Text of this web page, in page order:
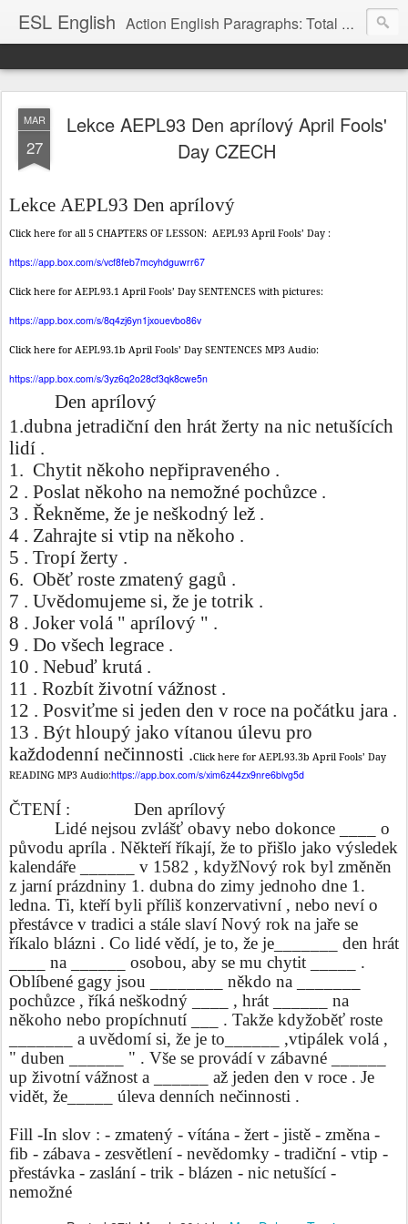
ESL English Action English Paragraphs: Total Physical Response (TPR) Paragraphs for the High School and Adult Language Student
MAR
27
Lekce AEPL93 Den aprílový April Fools'
Day CZECH
Lekce AEPL93 Den aprílový
Click here for all 5 CHAPTERS OF LESSON: AEPL93 April Fools’ Day :
https://app.box.com/s/vcf8feb7mcyhdguwrr67
Click here for AEPL93.1 April Fools’ Day SENTENCES with pictures:
https://app.box.com/s/8q4zj6yn1jxouevbo86v
Click here for AEPL93.1b April Fools’ Day SENTENCES MP3 Audio:
https://app.box.com/s/3yz6q2o28cf3qk8cwe5n
Den aprílový
1.dubna jetradiční den hrát žerty na nic netušících
lidí .
1. Chytit někoho nepřipraveného .
2 . Poslat někoho na nemožné pochůzce .
3 . Řekněme, že je neškodný lež .
4 . Zahrajte si vtip na někoho .
5 . Tropí žerty .
6. Oběť roste zmatený gagů .
7 . Uvědomujeme si, že je totrik .
8 . Joker volá " aprílový " .
9 . Do všech legrace .
10 . Nebuď krutá .
11 . Rozbít životní vážnost .
12 . Posviťme si jeden den v roce na počátku jara .
13 . Být hloupý jako vítanou úlevu pro
každodenní nečinnosti .Click here for AEPL93.3b April Fools’ Day
READING MP3 Audio:https://app.box.com/s/xim6z44zx9nre6blvg5d
ČTENÍ :
Den aprílový
Lidé nejsou zvlášť obavy nebo dokonce ____ o
původu apríla . Někteří říkají, že to přišlo jako výsledek
kalendáře ______ v 1582 , kdyžNový rok byl změněn
z jarní prázdniny 1. dubna do zimy jednoho dne 1.
ledna. Ti, kteří byli příliš konzervativní , nebo neví o
přestávce v tradici a stále slaví Nový rok na jaře se
říkalo blázni . Co lidé vědí, je to, že je_______ den hrát
____ na ______ osobou, aby se mu chytit _____ .
Oblíbené gagy jsou ________ někdo na _______
pochůzce , říká neškodný ____ , hrát ______ na
někoho nebo propíchnutí ___ . Takže kdyžoběť roste
_______ a uvědomí si, že je to______ ,vtipálek volá ,
" duben ______ " . Vše se provádí v zábavné ______
up životní vážnost a ______ až jeden den v roce . Je
vidět, že_____ úleva denních nečinnosti .
Fill -In slov : - zmatený - vítána - žert - jistě - změna -
fib - zábava - zesvětlení - nevědomky - tradiční - vtip -
přestávka - zaslání - trik - blázen - nic netušící -
nemožné